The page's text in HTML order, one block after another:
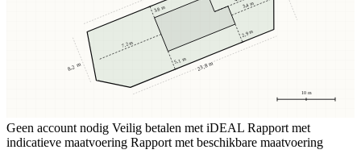
10 m
3,8 m
5,1 m
2,9 m
7,2 m
3,4 m
23,8 m
8,2 m
Geen account nodig Veilig betalen met iDEAL Rapport met
indicatieve maatvoering Rapport met beschikbare maatvoering